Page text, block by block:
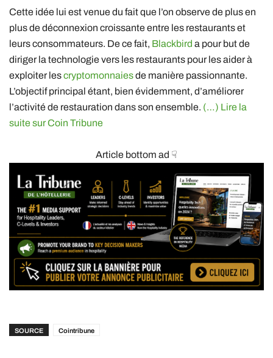
Cette idée lui est venue du fait que l’on observe de plus en
plus de déconnexion croissante entre les restaurants et
leurs consommateurs. De ce fait, Blackbird a pour but de
diriger la technologie vers les restaurants pour les aider à
exploiter lescryptomonnaiesde manière passionnante.
L’objectif principal étant, bien évidemment, d’améliorer
l’activité de restauration dans son ensemble. (…) Lire la
suite sur Coin Tribune
Article bottom ad ☟
SOURCE Cointribune